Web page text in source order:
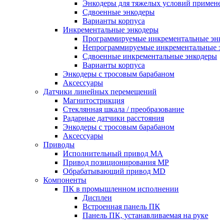
Энкодеры для тяжелых условий
Сдвоенные энкодеры
Варианты корпуса
Инкрементальные энкодеры
Программируемые инкрементальные
Непрограммируемые инкрементальные
Сдвоенные инкрементальные энкодеры
Варианты корпуса
Энкодеры с тросовым барабаном
Аксессуары
Датчики линейных перемещений
Магнитострикция
Стеклянная шкала / преобразование
Радарные датчики расстояния
Энкодеры с тросовым барабаном
Аксессуары
Приводы
Исполнительный привод МА
Привод позиционирования MP
Обрабатывающий привод MD
Компоненты
ПК в промышленном исполнении
Дисплеи
Встроенная панель ПК
Панель ПК, устанавливаемая на руке